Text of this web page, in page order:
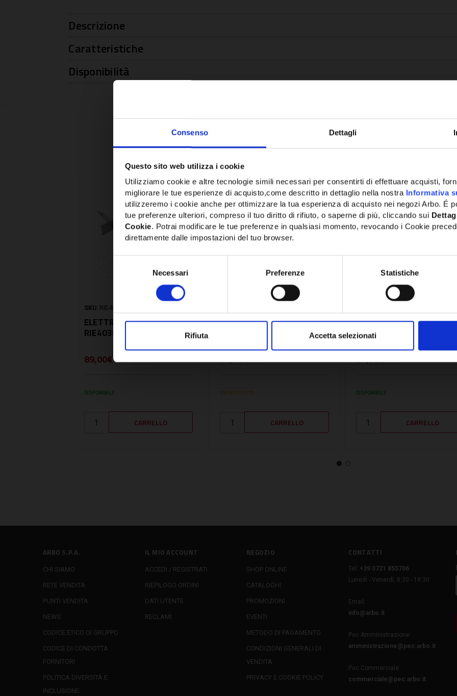
Consenso Dettagli
Questo sito web utilizza i cookie
Utilizziamo cookie e altre tecnologie simili necessari per consentirti di effettuare acquisti,
migliorare le tue esperienze di acquisto,come descritto in dettaglio nella nostra Informativa
utilizzeremo i cookie anche per ottimizzare la tua esperienza di acquisto nei negozi Arbo. É
tue preferenze ulteriori, compreso il tuo diritto di rifiuto, o saperne di più, cliccando sui
Cookie. Potrai modificare le tue preferenze in qualsiasi momento, revocando i Cookie
direttamente dalle impostazioni del tuo browser.
Necessari Preferenze Statistiche
Rifiuta Accetta selezionati
Descrizione
Caratteristiche
Disponibilità
SKU: RIE4038697
ELETTRODO RILEVAZIONE -
RIE4038697
89,00€+ IVA
DISPONIBILE
ELETTRODO RILEVAZIONE -
51,41€+ IVA
SU RICHIESTA
ELETTRODO DI
RILEVAZIONE -
57,53€+ IVA
DISPONIBILE
ARBO S.P.A.
CHI SIAMO
RETE VENDITA
PUNTI VENDITA
NEWS
CODICE ETICO DI GRUPPO
CODICE DI CONDOTTA
FORNITORI
POLITICA DIVERSITÀ E
INCLUSIONE
IL MIO ACCOUNT
ACCEDI / REGISTRATI
RIEPILOGO ORDINI
DATI UTENTE
RECLAMI
NEGOZIO
SHOP ONLINE
CATALOGHI
PROMOZIONI
EVENTI
METODO DI PAGAMENTO
CONDIZIONI GENERALI DI
VENDITA
PRIVACY E COOKIE POLICY
CONTATTI
Tel:
+39 0721 855706
Lunedì - Venerdì, 8:30 - 18:30
Email:
info@arbo.it
Pec Amministrazione:
amministrazione@pec.arbo.it
Pec Commerciale:
commerciale@pec.arbo.it